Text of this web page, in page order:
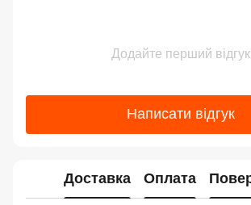
Додайте перший відгук
Написати відгук
Доставка Оплата